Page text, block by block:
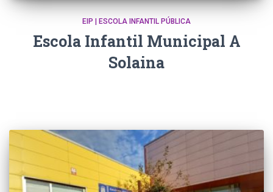
EIP | ESCOLA INFANTIL PÚBLICA
Escola Infantil Municipal A
Solaina